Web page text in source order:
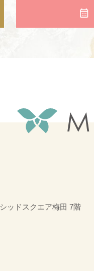
ッドスクエア梅田 7階